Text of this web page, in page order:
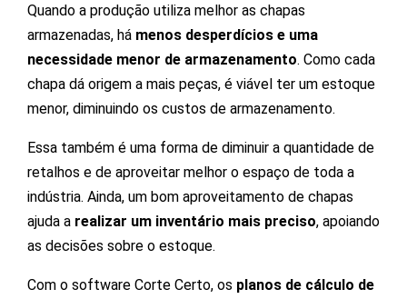
Quando a produção utiliza melhor as chapas
armazenadas, há menos desperdícios e uma
necessidade menor de armazenamento. Como cada
chapa dá origem a mais peças, é viável ter um estoque
menor, diminuindo os custos de armazenamento.
Essa também é uma forma de diminuir a quantidade de
retalhos e de aproveitar melhor o espaço de toda a
indústria. Ainda, um bom aproveitamento de chapas
ajuda a realizar um inventário mais preciso, apoiando
as decisões sobre o estoque.
Com o software Corte Certo, os planos de cálculo de